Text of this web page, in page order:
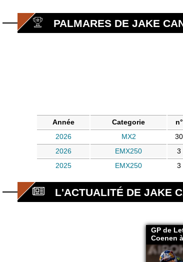
PALMARES DE JAKE
Année Categorie n°
2026
MX2 30
2026
EMX250 3
2025
EMX250 3
L'ACTUALITÉ DE JAKE
GP de
Coenen